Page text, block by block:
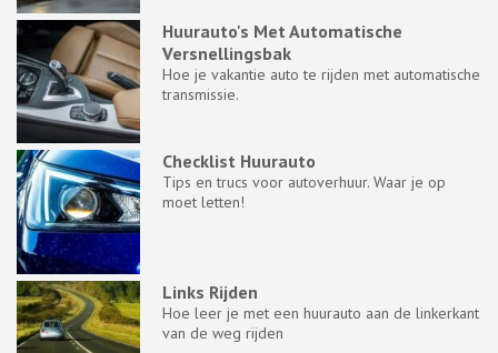
Huurauto's Met Automatische
Versnellingsbak
Hoe je vakantie auto te rijden met automatische
transmissie.
Checklist Huurauto
Tips en trucs voor autoverhuur. Waar je op
moet letten!
Links Rijden
Hoe leer je met een huurauto aan de linkerkant
van de weg rijden